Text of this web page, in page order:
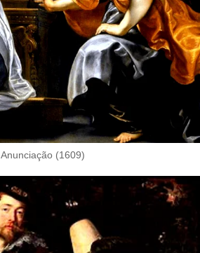
Anunciação (1609)